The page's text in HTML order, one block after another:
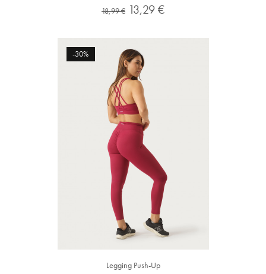
Preço
18,99 € Preço
13,29 €
Legging Push-Up
-30%